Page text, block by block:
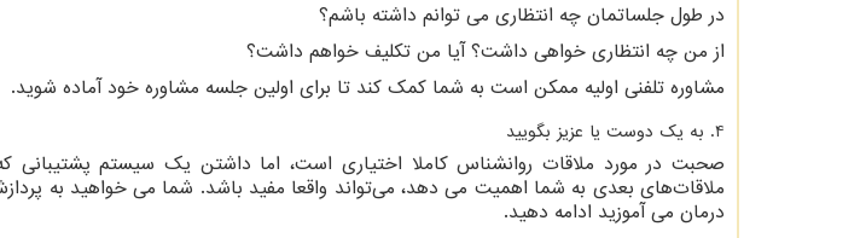
در طول جلساتمان چه انتظاری می توانم داشته باشم؟
از من چه انتظاری خواهی داشت؟ آیا من تکلیف خواهم داشت؟
مشاوره تلفنی اولیه ممکن است به شما کمک کند تا برای اولین جلسه مشاوره خود آماده شوید.
4. به یک دوست یا عزیز بگویید
صحبت در مورد ملاقات روانشناس کاملا اختیاری است، اما داشتن یک سیستم پشتیبانی
ملاقات‌های بعدی به شما اهمیت می دهد، می‌تواند واقعا مفید باشد. شما می خواهید به
درمان می آموزید ادامه دهید.